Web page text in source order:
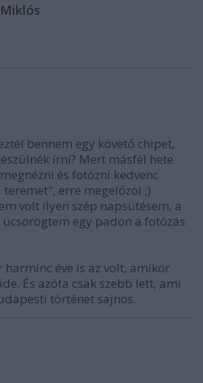
bennem egy követő chipet,
írni? Mert másfél hete
és fotózni kedvenc
erre megelőzöl ;)
volt ilyen szép napsütésem, a
egy padon a fotózás
harminc éve is az volt, amikor
És azóta csak szebb lett, ami
történet sajnos.